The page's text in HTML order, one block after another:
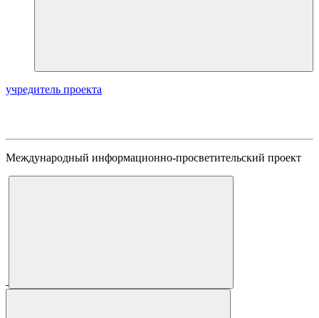
учредитель проекта
Международный информационно-просветительский проект